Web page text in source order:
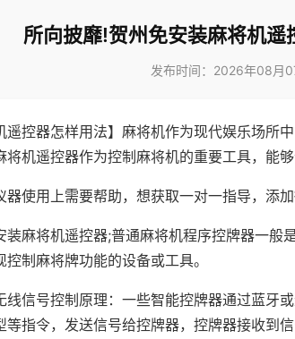
所向披靡!贺州免安装麻将机遥
发布时间：2026年08月
遥控器怎样用法】麻将机作为现代娱乐场所
将机遥控器作为控制麻将机的重要工具，能
器使用上需要帮助，想获取一对一指导，添
装麻将机遥控器;普通麻将机程序控牌器一般
制麻将牌功能的设备或工具。
线信号控制原理：一些智能控牌器通过蓝牙
等指令，发送信号给控牌器，控牌器接收到